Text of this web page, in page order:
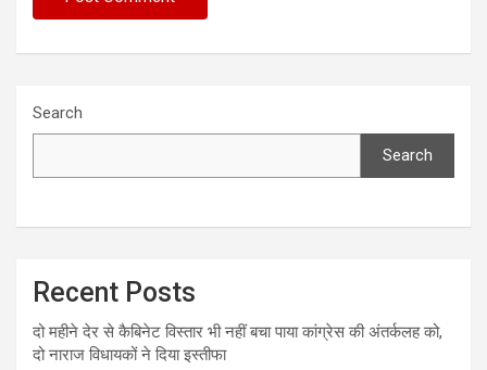
Search
Search
Recent Posts
दो महीने देर से कैबिनेट विस्तार भी नहीं बचा पाया कांग्रेस की अंतर्कलह को,
दो नाराज विधायकों ने दिया इस्तीफा